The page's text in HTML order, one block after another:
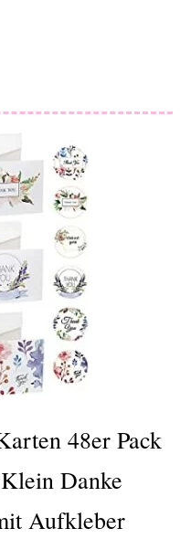
48er Pack
Danke
Aufkleber